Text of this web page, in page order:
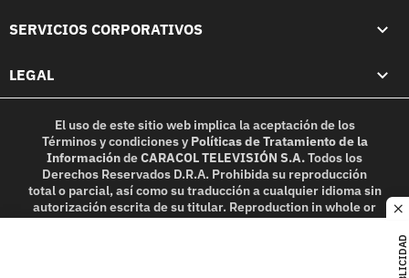
PUBLICIDAD
SERVICIOS CORPORATIVOS
LEGAL
El uso de este sitio web implica la aceptación de los
Términos y condicionesy Políticas de Tratamiento de la
InformacióndeCARACOL TELEVISIÓN S.A.Todos los
Derechos Reservados D.R.A. Prohibida su reproducción
total o parcial, así como su traducción a cualquier idioma sin
autorización escrita de su titular. Reproduction in whole or